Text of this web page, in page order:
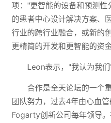
项："更智能的设备和预测
的患者中心设计解决方案、
行业的跨行业融合，或新的
更精简的开发和更智能的资
Leon表示，"我认为我
合作是全天论坛的一个
团队努力，过去4年由心血
Fogarty创新公司每年领导